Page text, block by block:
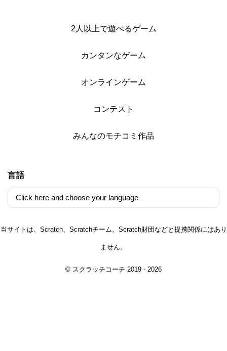
2人以上で遊べるゲーム
カンタンなゲーム
オンラインゲーム
コンテスト
みんなのモチコミ作品
言語
当サイトは、Scratch、Scratchチーム、Scratch財団などと提携関係にはあり
ません。
© スクラッチコーチ 2019 - 2026